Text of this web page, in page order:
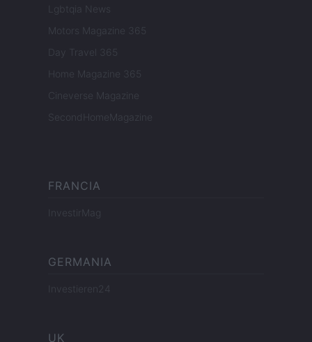
Lgbtqia News
Motors Magazine 365
Day Travel 365
Home Magazine 365
Cineverse Magazine
SecondHomeMagazine
FRANCIA
InvestirMag
GERMANIA
Investieren24
UK